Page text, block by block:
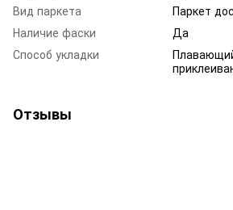
Вид паркета
Паркет
Наличие фаски
Да
Способ укладки
Отзывы